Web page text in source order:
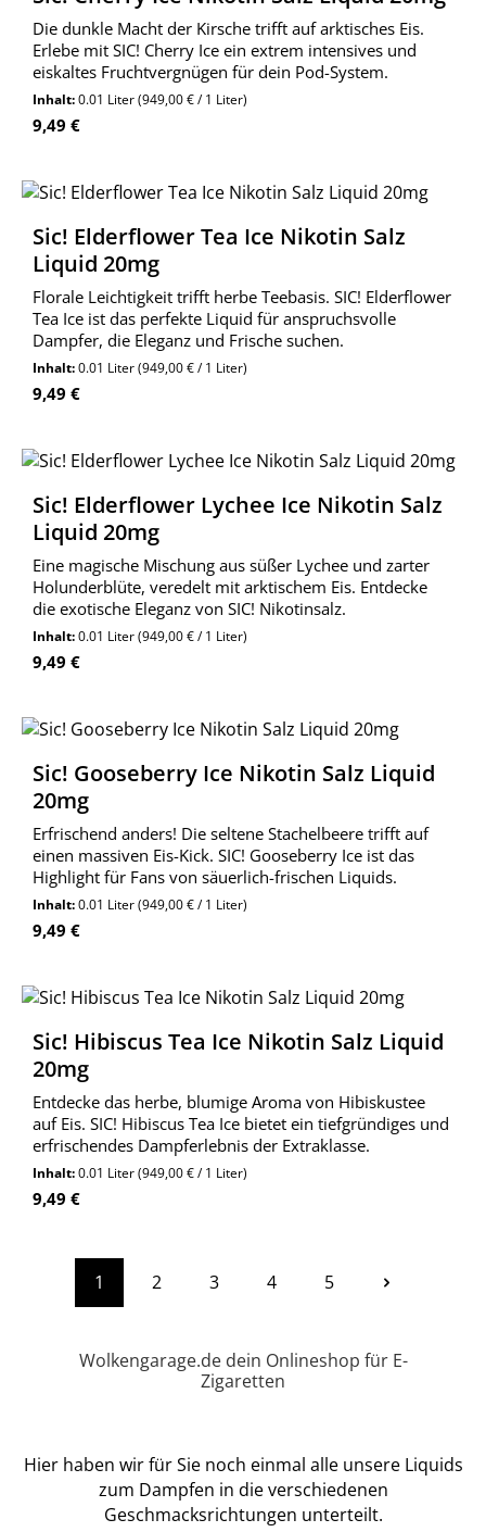
Die dunkle Macht der Kirsche trifft auf arktisches Eis.
Erlebe mit SIC! Cherry Ice ein extrem intensives und
eiskaltes Fruchtvergnügen für dein Pod-System.
Inhalt:0.01 Liter(949,00 € / 1 Liter)
Regulärer Preis:
9,49 €
Sic! Elderflower Tea Ice Nikotin Salz
Liquid 20mg
Florale Leichtigkeit trifft herbe Teebasis. SIC! Elderflower
Tea Ice ist das perfekte Liquid für anspruchsvolle
Dampfer, die Eleganz und Frische suchen.
Inhalt:0.01 Liter(949,00 € / 1 Liter)
Regulärer Preis:
9,49 €
Sic! Elderflower Lychee Ice Nikotin Salz
Liquid 20mg
Eine magische Mischung aus süßer Lychee und zarter
Holunderblüte, veredelt mit arktischem Eis. Entdecke
die exotische Eleganz von SIC! Nikotinsalz.
Inhalt:0.01 Liter(949,00 € / 1 Liter)
Regulärer Preis:
9,49 €
Sic! Gooseberry Ice Nikotin Salz Liquid
20mg
Erfrischend anders! Die seltene Stachelbeere trifft auf
einen massiven Eis-Kick. SIC! Gooseberry Ice ist das
Highlight für Fans von säuerlich-frischen Liquids.
Inhalt:0.01 Liter(949,00 € / 1 Liter)
Regulärer Preis:
9,49 €
Sic! Hibiscus Tea Ice Nikotin Salz Liquid
20mg
Entdecke das herbe, blumige Aroma von Hibiskustee
auf Eis. SIC! Hibiscus Tea Ice bietet ein tiefgründiges und
erfrischendes Dampferlebnis der Extraklasse.
Inhalt:0.01 Liter(949,00 € / 1 Liter)
Regulärer Preis:
9,49 €
Seite
1 Seite
2 Seite
3 Seite
4 Seite
5
Wolkengarage.de dein Onlineshop für E-
Zigaretten
Hier haben wir für Sie noch einmal alle unsere Liquids
zum Dampfen in die verschiedenen
Geschmacksrichtungen unterteilt.